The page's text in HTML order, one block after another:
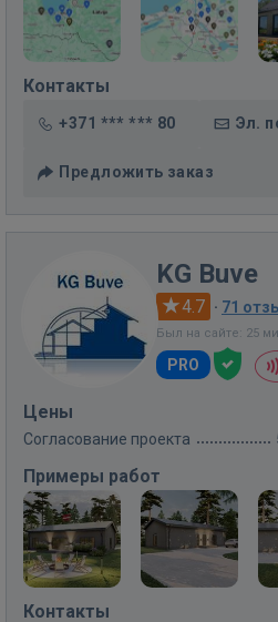
Контакты
+371 *** *** 80 Эл.
Предложить заказ
KG Buve
4.7 · 71
Был на сайте: 25
PRO
Цены
Согласование проекта
Примеры работ
Контакты